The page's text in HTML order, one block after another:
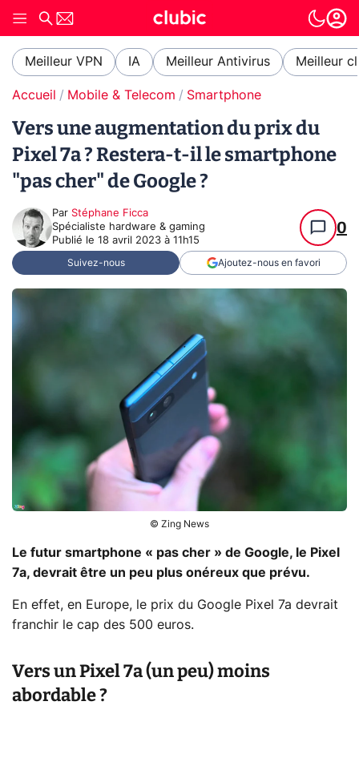
Meilleur VPN IA Meilleur Antivirus Meilleur
Accueil Mobile & Telecom Smartphone
Vers une augmentation du prix du
Pixel 7a ? Restera-t-il le smartphone
"pas cher" de Google ?
Par Stéphane Ficca
Spécialiste hardware & gaming
Publié le 18 avril 2023 à 11h15
0
Suivez-nous Ajoutez-nous en favori
© Zing News
Le futur smartphone « pas cher » de Google, le Pixel
7a, devrait être un peu plus onéreux que prévu.
En effet, en Europe, le prix du Google Pixel 7a devrait
franchir le cap des 500 euros.
Vers un Pixel 7a (un peu) moins
abordable ?